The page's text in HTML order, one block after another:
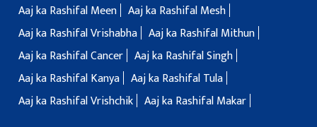
Aaj ka Rashifal Meen Aaj ka Rashifal Mesh
Aaj ka Rashifal Vrishabha Aaj ka Rashifal Mithun
Aaj ka Rashifal Cancer Aaj ka Rashifal Singh
Aaj ka Rashifal Kanya Aaj ka Rashifal Tula
Aaj ka Rashifal Vrishchik Aaj ka Rashifal Makar